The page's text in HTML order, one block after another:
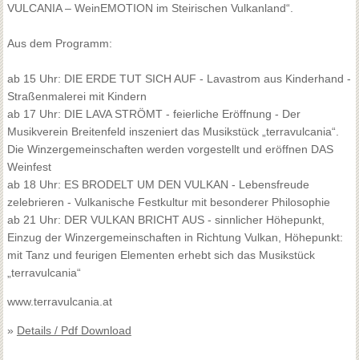
VULCANIA – WeinEMOTION im Steirischen Vulkanland“.
Aus dem Programm:
ab 15 Uhr: DIE ERDE TUT SICH AUF - Lavastrom aus Kinderhand -
Straßenmalerei mit Kindern
ab 17 Uhr: DIE LAVA STRÖMT - feierliche Eröffnung - Der
Musikverein Breitenfeld inszeniert das Musikstück „terravulcania“.
Die Winzergemeinschaften werden vorgestellt und eröffnen DAS
Weinfest
ab 18 Uhr: ES BRODELT UM DEN VULKAN - Lebensfreude
zelebrieren - Vulkanische Festkultur mit besonderer Philosophie
ab 21 Uhr: DER VULKAN BRICHT AUS - sinnlicher Höhepunkt,
Einzug der Winzergemeinschaften in Richtung Vulkan, Höhepunkt:
mit Tanz und feurigen Elementen erhebt sich das Musikstück
„terravulcania“
www.terravulcania.at
» Details / Pdf Download